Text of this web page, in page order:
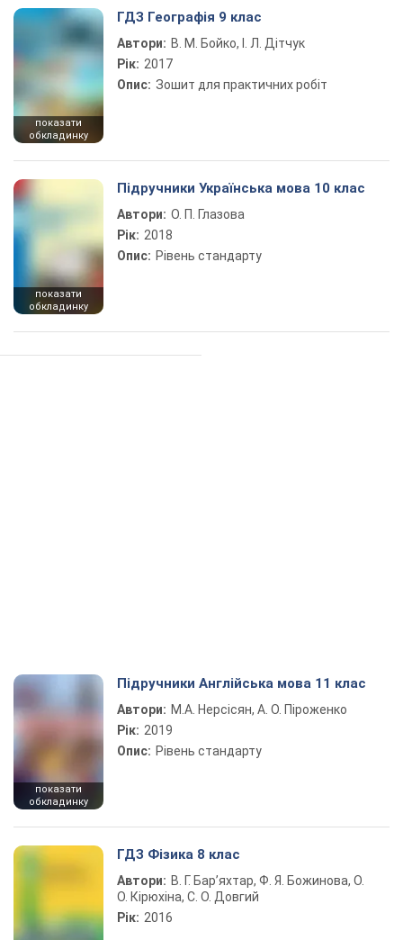
показати
обкладинку
ГДЗ Географія 9 клас
Автори: В. М. Бойко, І. Л. Дітчук
Рік: 2017
Опис: Зошит для практичних робіт
показати
обкладинку
Підручники Українська мова 10 клас
Автори: О. П. Глазова
Рік: 2018
Опис: Рівень стандарту
показати
обкладинку
Підручники Англійська мова 11 клас
Автори: М.А. Нерсісян, А. О. Піроженко
Рік: 2019
Опис: Рівень стандарту
ГДЗ Фізика 8 клас
Автори: В. Г. Бар’яхтар, Ф. Я. Божинова, О.
О. Кірюхіна, С. О. Довгий
Рік: 2016